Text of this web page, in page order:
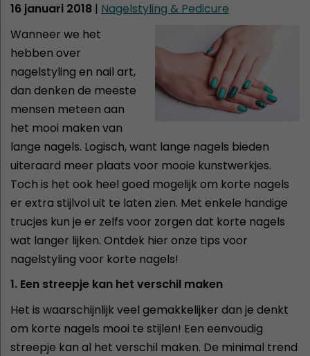
16 januari 2018 | Nagelstyling & Pedicure
Wanneer we het
hebben over
nagelstyling en nail art,
dan denken de meeste
mensen meteen aan
het mooi maken van
lange nagels. Logisch, want lange nagels bieden
uiteraard meer plaats voor mooie kunstwerkjes.
Toch is het ook heel goed mogelijk om korte nagels
er extra stijlvol uit te laten zien. Met enkele handige
trucjes kun je er zelfs voor zorgen dat korte nagels
wat langer lijken. Ontdek hier onze tips voor
nagelstyling voor korte nagels!
1. Een streepje kan het verschil maken
Het is waarschijnlijk veel gemakkelijker dan je denkt
om korte nagels mooi te stijlen! Een eenvoudig
streepje kan al het verschil maken. De minimal trend